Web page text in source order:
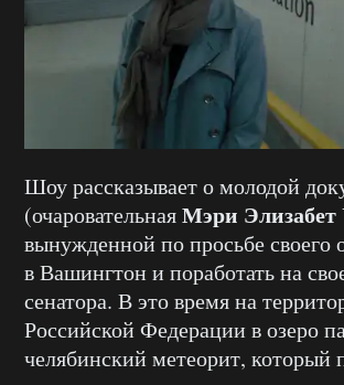
Шоу рассказывает о молодой
(очаровательнаяМэри Элизабет
вынужденной по просьбе своего
в Вашингтон и поработать на
сенатора. В это время на
Российской Федерации в озеро
челябинский метеорит, который